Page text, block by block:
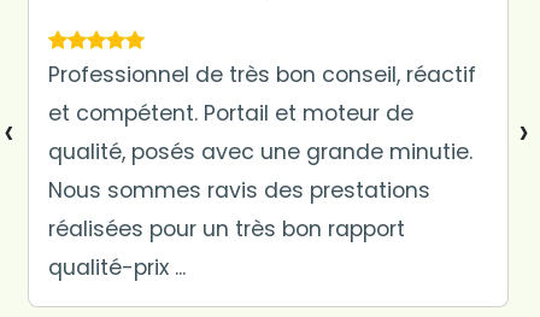
Recommandé par mes beaux parent
suite à travaux de claustras effectuer
chez eux. Travail très bien fait chez nous
(portail et claustras) , de très bon
conseil, très pro. Je recommande
vivement...
‹ ›